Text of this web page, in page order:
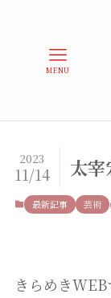
MENU
太
2023
11/14
最新記事 芸術
きらめき